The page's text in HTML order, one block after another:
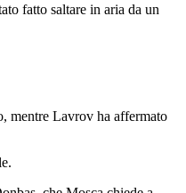
fatto saltare in aria da un
mentre Lavrov ha affermato